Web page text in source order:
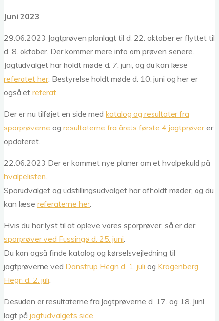
Juni 2023
29.06.2023 Jagtprøven planlagt til d. 22. oktober er flyttet til
d. 8. oktober. Der kommer mere info om prøven senere.
Jagtudvalget har holdt møde d. 7. juni, og du kan læse
referatet her. Bestyrelse holdt møde d. 10. juni og her er
også et referat.
Der er nu tilføjet en side med katalog og resultater fra
sporprøverne og resultaterne fra årets første 4 jagtprøverer
opdateret.
22.06.2023 Der er kommet nye planer om et hvalpekuld på
hvalpelisten.
Sporudvalget og udstillingsudvalget har afholdt møder, og du
kan læse referaterne her.
Hvis du har lyst til at opleve vores sporprøver, så er der
sporprøver ved Fussingø d. 25. juni.
Du kan også finde katalog og kørselsvejledning til
jagtprøverne ved Danstrup Hegn d. 1. juli og Krogenberg
Hegn d. 2. juli.
Desuden er resultaterne fra jagtprøverne d. 17. og 18. juni
lagt på jagtudvalgets side.